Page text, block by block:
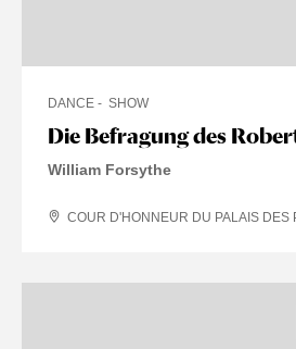
Die Befragung des
DANCE SHOW
William Forsythe
COUR D'HONNEUR DU PALAIS DES